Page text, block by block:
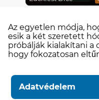
Az egyetlen módja,
esik a két szeretett
próbálják kialakítani a
hogy fokozatosan
Adatvédelem